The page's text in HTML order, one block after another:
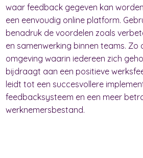
waar feedback gegeven kan
een eenvoudig online platform.
benadruk de voordelen zoals
en samenwerking binnen teams. Zo
omgeving waarin iedereen zich
bijdraagt aan een positieve
leidt tot een succesvollere
feedbacksysteem en een meer
werknemersbestand.